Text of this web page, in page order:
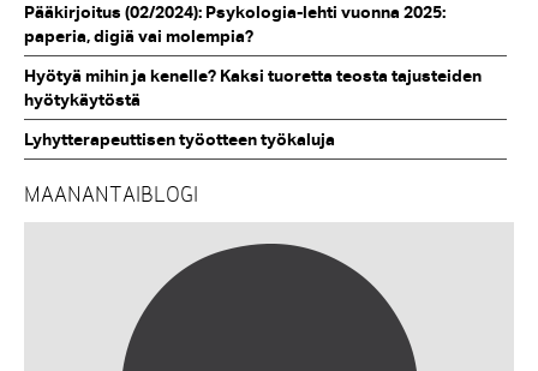
Pääkirjoitus (02/2024): Psykologia-lehti vuonna 2025:
paperia, digiä vai molempia?
Hyötyä mihin ja kenelle? Kaksi tuoretta teosta tajusteiden
hyötykäytöstä
Lyhytterapeuttisen työotteen työkaluja
MAANANTAIBLOGI